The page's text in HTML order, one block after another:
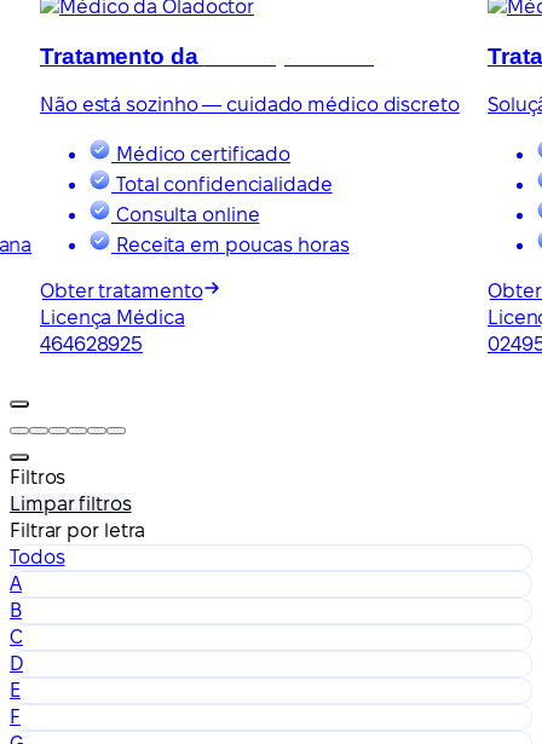
Tratamento da
Não está sozinho — cuidado médico discreto
Médico certificado
Total confidencialidade
Consulta online
Receita em poucas horas
Obter tratamento
Licença Médica
464628925
Filtros
Limpar filtros
Filtrar por letra
Todos
A
B
C
D
E
F